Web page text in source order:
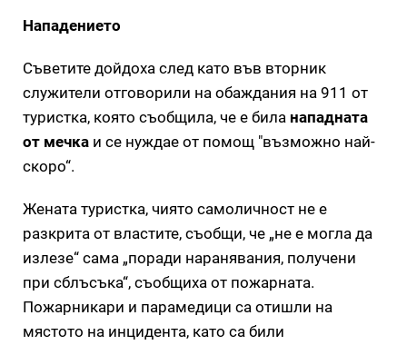
Нападението
Съветите дойдоха след като във вторник
служители отговорили на обаждания на 911 от
туристка, която съобщила, че е била нападната
от мечка и се нуждае от помощ "възможно най-
скоро“.
Жената туристка, чиято самоличност не е
разкрита от властите, съобщи, че „не е могла да
излезе“ сама „поради наранявания, получени
при сблъсъка“, съобщиха от пожарната.
Пожарникари и парамедици са отишли на
мястото на инцидента, като са били